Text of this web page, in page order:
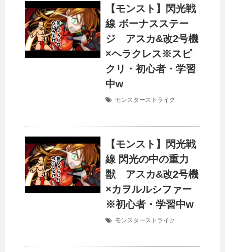
【モンスト】閃光戦
線 ボーナスステー
ジ アスカ&改2号機
×ヘラクレス※スピ
クリ・初心者・学習
中w
モンスターストライク
【モンスト】閃光戦
線 閃光の中の重力
獣 アスカ&改2号機
×カヲルルシファー
※初心者・学習中w
モンスターストライク